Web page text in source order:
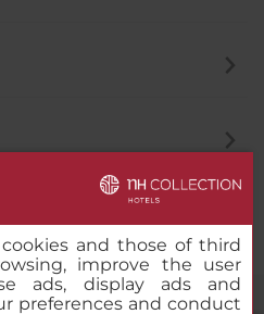
and those of third
improve the user
ads, display ads and
preferences and conduct